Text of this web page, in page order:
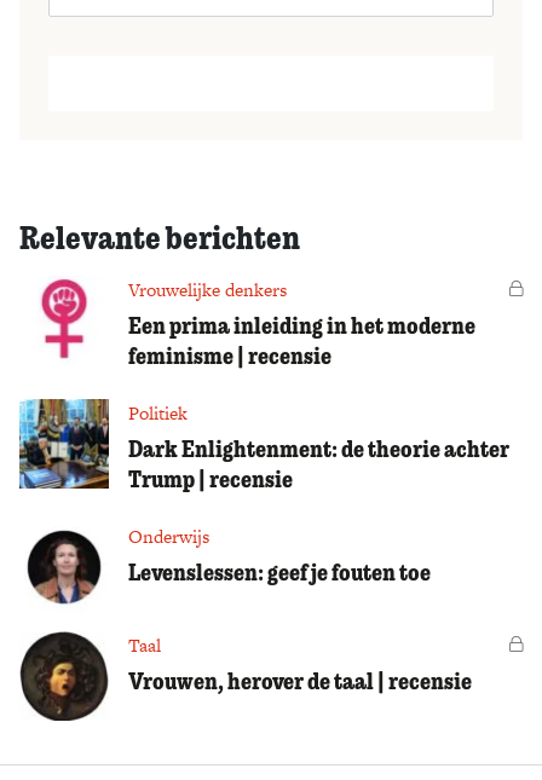
Relevante berichten
Vrouwelijke denkers
Een prima inleiding in het moderne
feminisme | recensie
Politiek
Dark Enlightenment: de theorie achter
Trump | recensie
Onderwijs
Levenslessen: geef je fouten toe
Taal
Vrouwen, herover de taal | recensie